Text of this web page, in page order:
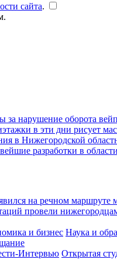
сайта.
за нарушение оборота
в эти дни рисует
в Нижегородской
разработки в области
на речном
провели нижегородцам
и бизнес Наука и
Интервью Открытая